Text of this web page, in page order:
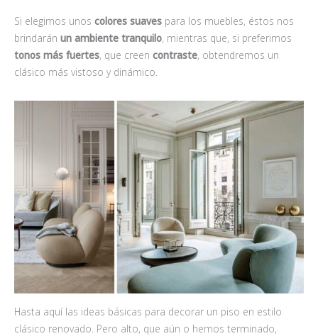
Si elegimos unos colores suaves para los muebles, éstos nos
brindarán un ambiente tranquilo, mientras que, si preferimos
tonos más fuertes, que creen contraste, obtendremos un
clásico más vistoso y dinámico.
Hasta aquí las ideas básicas para decorar un piso en estilo
clásico renovado. Pero alto, que aún o hemos terminado,